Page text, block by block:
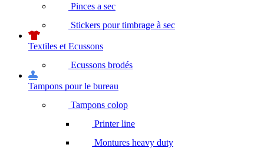
Pinces a sec
Stickers pour timbrage à sec
Textiles et Ecussons
Ecussons brodés
Tampons pour le bureau
Tampons colop
Printer line
Montures heavy duty